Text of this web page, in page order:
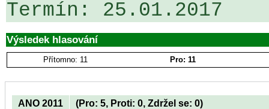
Výsledek hlasování
Přítomno: 11 Pro: 11
ANO 2011 (Pro: 5, Proti: 0, Zdržel se: 0)